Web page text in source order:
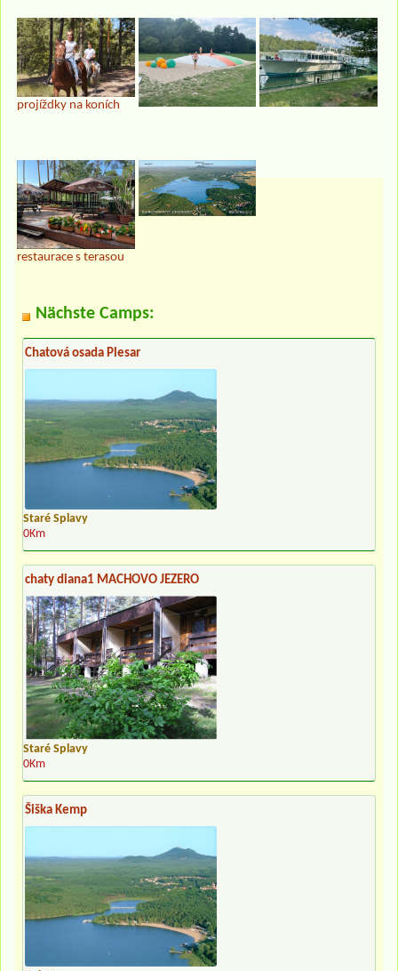
projíždky na koních
restaurace s terasou
Nächste Camps:
Chatová osada Plesar
Staré Splavy
0Km
chaty diana1 MACHOVO JEZERO
Staré Splavy
0Km
Šiška Kemp